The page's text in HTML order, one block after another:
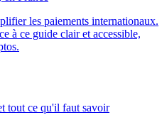
les paiements internationaux.
à ce guide clair et accessible,
tout ce qu'il faut savoir